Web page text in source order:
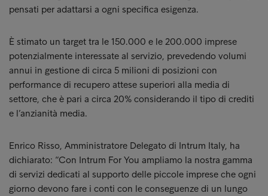
pensati per adattarsi a ogni specifica esigenza.
È stimato un target tra le 150.000 e le 200.000 imprese
potenzialmente interessate al servizio, prevedendo volumi
annui in gestione di circa 5 milioni di posizioni con
performance di recupero attese superiori alla media di
settore, che è pari a circa 20% considerando il tipo di crediti
e l’anzianità media.
Enrico Risso, Amministratore Delegato di Intrum Italy, ha
dichiarato: “Con Intrum For You ampliamo la nostra gamma
di servizi dedicati al supporto delle piccole imprese che ogni
giorno devono fare i conti con le conseguenze di un lungo